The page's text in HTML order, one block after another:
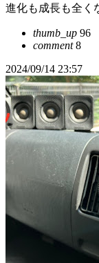
進化も成長も全く
thumb_up 96
comment8
2024/09/14 23:57